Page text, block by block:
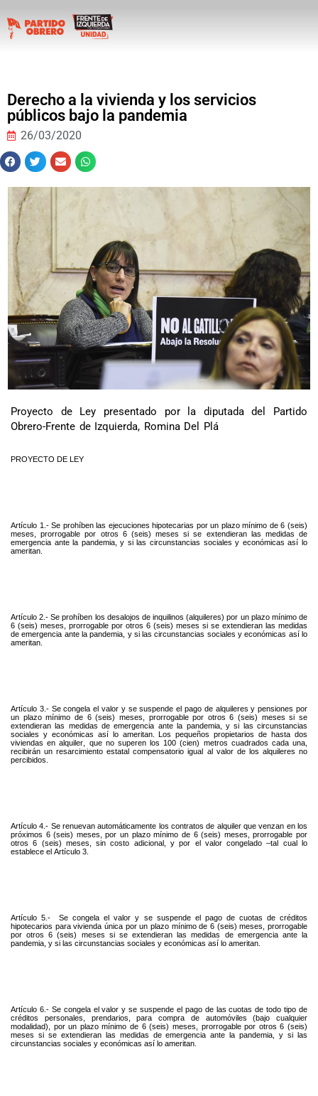
Derecho a la vivienda y los servicios
públicos bajo la pandemia
26/03/2020
Proyecto de Ley presentado por la diputada del Partido
Obrero-Frente de Izquierda, Romina Del Plá
PROYECTO DE LEY
Artículo 1.- Se prohíben las ejecuciones hipotecarias por un plazo mínimo de 6 (seis)
meses, prorrogable por otros 6 (seis) meses si se extendieran las medidas de
emergencia ante la pandemia, y si las circunstancias sociales y económicas así lo
ameritan.
Artículo 2.- Se prohíben los desalojos de inquilinos (alquileres) por un plazo mínimo de
6 (seis) meses, prorrogable por otros 6 (seis) meses si se extendieran las medidas
de emergencia ante la pandemia, y si las circunstancias sociales y económicas así lo
ameritan.
Artículo 3.- Se congela el valor y se suspende el pago de alquileres y pensiones por
un plazo mínimo de 6 (seis) meses, prorrogable por otros 6 (seis) meses si se
extendieran las medidas de emergencia ante la pandemia, y si las circunstancias
sociales y económicas así lo ameritan. Los pequeños propietarios de hasta dos
viviendas en alquiler, que no superen los 100 (cien) metros cuadrados cada una,
recibirán un resarcimiento estatal compensatorio igual al valor de los alquileres no
percibidos.
Artículo 4.- Se renuevan automáticamente los contratos de alquiler que venzan en los
próximos 6 (seis) meses, por un plazo mínimo de 6 (seis) meses, prorrogable por
otros 6 (seis) meses, sin costo adicional, y por el valor congelado –tal cual lo
establece el Artículo 3.
Artículo 5.-
Se congela el valor y se suspende el pago de cuotas de créditos
hipotecarios para vivienda única por un plazo mínimo de 6 (seis) meses, prorrogable
por otros 6 (seis) meses si se extendieran las medidas de emergencia ante la
pandemia, y si las circunstancias sociales y económicas así lo ameritan.
Artículo 6.- Se congela el valor y se suspende el pago de las cuotas de todo tipo de
créditos personales, prendarios, para compra de automóviles (bajo cualquier
modalidad), por un plazo mínimo de 6 (seis) meses, prorrogable por otros 6 (seis)
meses si se extendieran las medidas de emergencia ante la pandemia, y si las
circunstancias sociales y económicas así lo ameritan.